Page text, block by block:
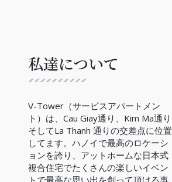
私達について
V-Tower（サービスアパートメン
ト）は、Cau Giay通り、Kim Ma通り
そしてLa Thanh 通りの交差点に位置
してます。ハノイで最高のロケーシ
ョンを誇り、アットホームな日本式
複合住宅でたくさんの楽しいイベン
トで最高な思い出を創って頂ける事